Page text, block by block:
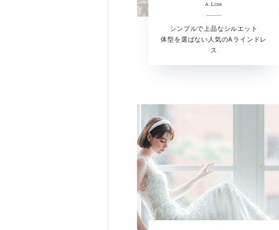
A Line
シンプルで上品なシルエット
体型を選ばない人気のAラインドレ
ス